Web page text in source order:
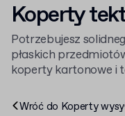
Koperty
Potrzebujesz
płaskich
koperty kartonowe i
Sprawdź całą naszą
Wróć do Koperty